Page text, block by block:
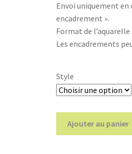
Envoi uniquement en
encadrement ».
Format de
Les encadrements
Style
Ajouter au panier